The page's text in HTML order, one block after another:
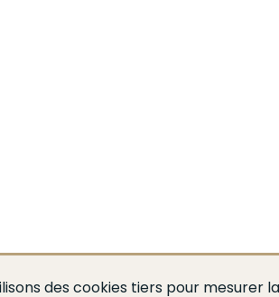
des cookies tiers pour mesurer